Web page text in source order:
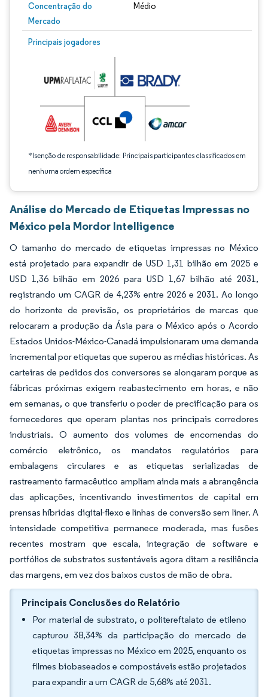
Concentração do
Mercado
Médio
Principais jogadores
*Isenção de responsabilidade: Principais participantes classificados em
nenhuma ordem específica
Imagem © Mordor Intelligence. O reuso requer atribuição conforme CC BY 4.0.
Análise do Mercado de Etiquetas Impressas no
México pela Mordor Intelligence
O tamanho do mercado de etiquetas impressas no México
está projetado para expandir de USD 1,31 bilhão em 2025 e
USD 1,36 bilhão em 2026 para USD 1,67 bilhão até 2031,
registrando um CAGR de 4,23% entre 2026 e 2031. Ao longo
do horizonte de previsão, os proprietários de marcas que
relocaram a produção da Ásia para o México após o Acordo
Estados Unidos-México-Canadá impulsionaram uma demanda
incremental por etiquetas que superou as médias históricas. As
carteiras de pedidos dos conversores se alongaram porque as
fábricas próximas exigem reabastecimento em horas, e não
em semanas, o que transferiu o poder de precificação para os
fornecedores que operam plantas nos principais corredores
industriais. O aumento dos volumes de encomendas do
comércio eletrônico, os mandatos regulatórios para
embalagens circulares e as etiquetas serializadas de
rastreamento farmacêutico ampliam ainda mais a abrangência
das aplicações, incentivando investimentos de capital em
prensas híbridas digital-flexo e linhas de conversão sem liner. A
intensidade competitiva permanece moderada, mas fusões
recentes mostram que escala, integração de software e
portfólios de substratos sustentáveis agora ditam a resiliência
das margens, em vez dos baixos custos de mão de obra.
Principais Conclusões do Relatório
Por material de substrato, o politereftalato de etileno
capturou 38,34% da participação do mercado de
etiquetas impressas no México em 2025, enquanto os
filmes biobaseados e compostáveis estão projetados
para expandir a um CAGR de 5,68% até 2031.